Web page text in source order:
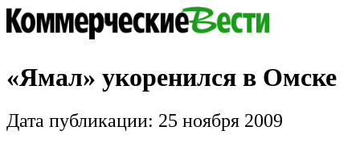
«Ямал» укоренился в Омске
Дата публикации: 25 ноября 2009